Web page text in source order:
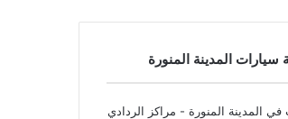
المدينة المنورة
المدينة المنورة - مراكز الردادي